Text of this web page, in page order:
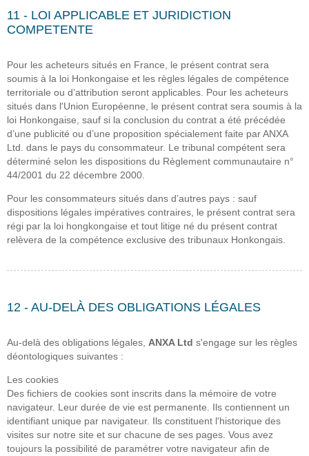
11 - LOI APPLICABLE ET JURIDICTION
COMPETENTE
Pour les acheteurs situés en France, le présent contrat sera
soumis à la loi Honkongaise et les règles légales de compétence
territoriale ou d’attribution seront applicables. Pour les acheteurs
situés dans l'Union Européenne, le présent contrat sera soumis à la
loi Honkongaise, sauf si la conclusion du contrat a été précédée
d’une publicité ou d’une proposition spécialement faite par ANXA
Ltd. dans le pays du consommateur. Le tribunal compétent sera
déterminé selon les dispositions du Règlement communautaire n°
44/2001 du 22 décembre 2000.
Pour les consommateurs situés dans d’autres pays : sauf
dispositions légales impératives contraires, le présent contrat sera
régi par la loi hongkongaise et tout litige né du présent contrat
relèvera de la compétence exclusive des tribunaux Honkongais.
12 - AU-DELÀ DES OBLIGATIONS LÉGALES
Au-delà des obligations légales, ANXA Ltd s'engage sur les règles
déontologiques suivantes :
Les cookies
Des fichiers de cookies sont inscrits dans la mémoire de votre
navigateur. Leur durée de vie est permanente. Ils contiennent un
identifiant unique par navigateur. Ils constituent l'historique des
visites sur notre site et sur chacune de ses pages. Vous avez
toujours la possibilité de paramétrer votre navigateur afin de